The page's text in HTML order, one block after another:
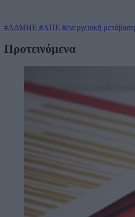
#ΑΔΜΗΕ #ΑΠΕ #ενεργειακή μετάβαση
Προτεινόμενα